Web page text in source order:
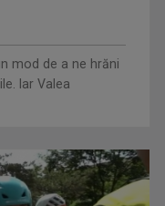
...
mod de a ne hrăni
Iar Valea